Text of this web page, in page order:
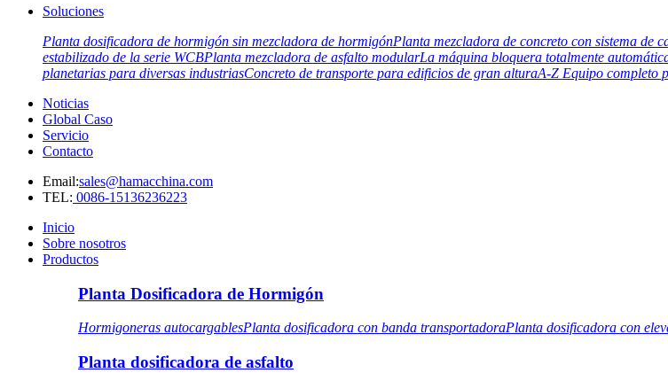
Soluciones
Planta dosificadora de hormigón sin mezcladora de hormigónPlanta mezcladora de concreto con sistema de
estabilizado de la serie WCBPlanta mezcladora de asfalto modularLa máquina bloquera totalmente
planetarias para diversas industriasConcreto de transporte para edificios de gran alturaA-Z Equipo completo
Noticias
Global Caso
Servicio
Contacto
Email:sales@hamacchina.com
TEL: 0086-15136236223
Inicio
Sobre nosotros
Productos
Planta Dosificadora de Hormigón
Hormigoneras autocargablesPlanta dosificadora con banda transportadoraPlanta dosificadora con
Planta dosificadora de asfalto